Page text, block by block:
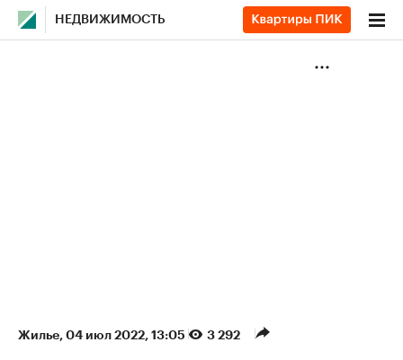
НЕДВИЖИМОСТЬ
Жилье⁠, 04 июл 2022, 13:05 3 292